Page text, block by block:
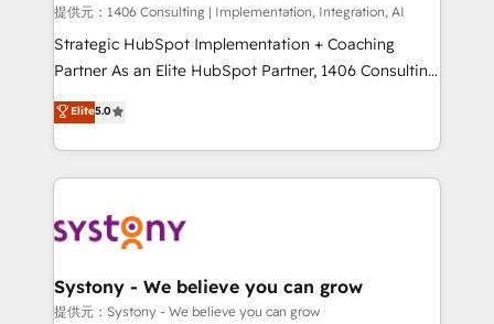
Portuguese, and English to design scalable strategies
that drive measurable growth. 🌎 Highlights: • 10+
years as a HubSpot partner. • 2023 Impact Awards:
Year LATAM 2022, 2023, 2024, 2025. • Partner of the
Year 2024. • Organizer of Aliados.ai (AI, marketing &
you grow faster, smarter, and with impact.
提供元：1406 Consulting | Implementation, Integration, AI
Strategic HubSpot Implementation + Coaching
Partner As an Elite HubSpot Partner, 1406 Consulting
helps mid-market revenue teams transform how
they sell, market, and serve. We don't just build your
HubSpot—we teach your team to own it, then stay
to help you keep winning. What We Do ⚙️ CRM
Data & Content 📈 Sales & Marketing Alignment +
Agent Creation 🔄 Custom Integrations & Data
Migration Why 1406 We become part of your team.
Elite5.0
Systony - We believe you can grow
提供元：Systony - We believe you can grow